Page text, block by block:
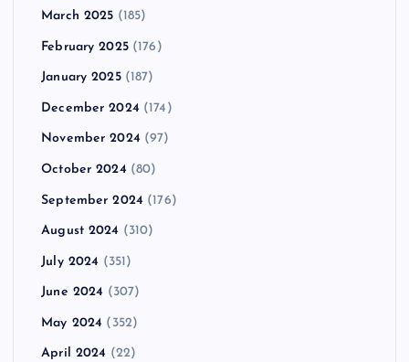
March 2025 (185)
February 2025(176)
January 2025(187)
December 2024 (174)
November 2024 (97)
October 2024 (80)
September 2024 (176)
August 2024 (310)
July 2024 (351)
June 2024 (307)
May 2024 (352)
April 2024 (22)